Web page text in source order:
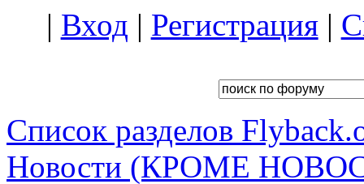
| Вход | Регистрация|
Список разделов
Новости (КРОМЕ